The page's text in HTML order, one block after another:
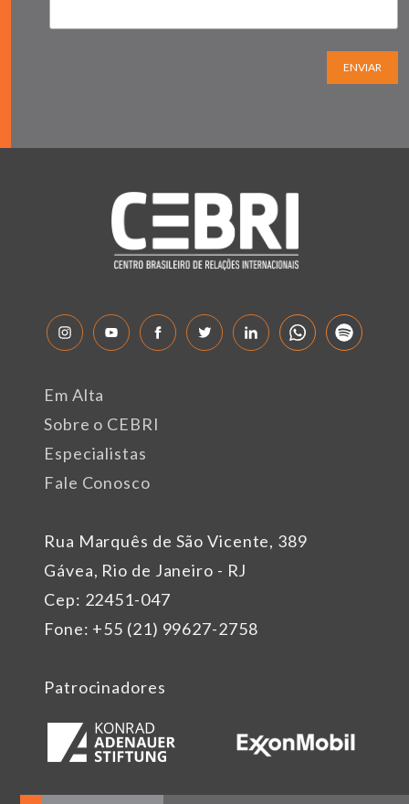
ENVIAR
Rua Marquês de São Vicente, 389
Gávea, Rio de Janeiro - RJ
Cep: 22451-047
Fone: +55 (21) 99627-2758
Em Alta
Sobre o CEBRI
Especialistas
Fale Conosco
Patrocinadores